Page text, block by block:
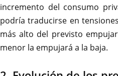
incremento del consumo
podría traducirse en
más alto del previsto
menor la empujará a la baja.